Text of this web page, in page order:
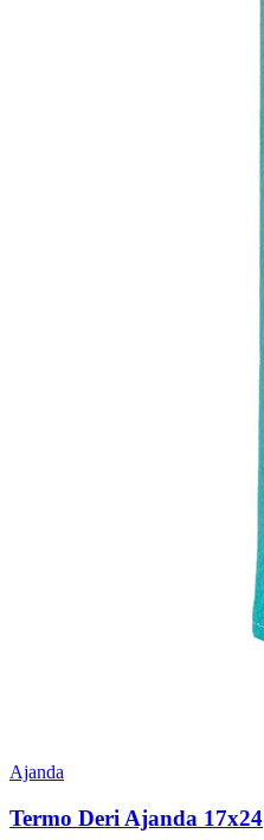
Ajanda
Termo Deri Ajanda 17x24